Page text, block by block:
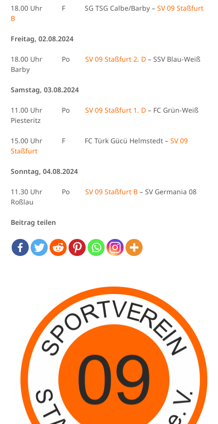
18.00 Uhr F SG TSG Calbe/Barby –SV 09 Staßfurt
B
Freitag, 02.08.2024
18.00 Uhr PoSV 09 Staßfurt 2. D– SSV Blau-Weiß
Barby
Samstag, 03.08.2024
11.00 Uhr PoSV 09 Staßfurt 1. D – FC Grün-Weiß
Piesteritz
15.00 Uhr F FC Türk Gücü Helmstedt –SV 09
Staßfurt
Sonntag, 04.08.2024
11.30 Uhr PoSV 09 Staßfurt B – SV Germania 08
Roßlau
Beitrag teilen